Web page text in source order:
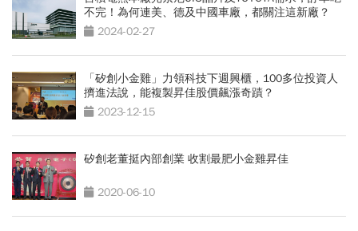
不完！為何連美、德及中國車廠，都關注這新廠？
2024-02-27
「矽創小金雞」力領科技下週興櫃，100多位投資人
擠進法說，能複製昇佳股價飆漲奇蹟？
2023-12-15
矽創老董挺內部創業 收割最肥小金雞昇佳
2020-06-10